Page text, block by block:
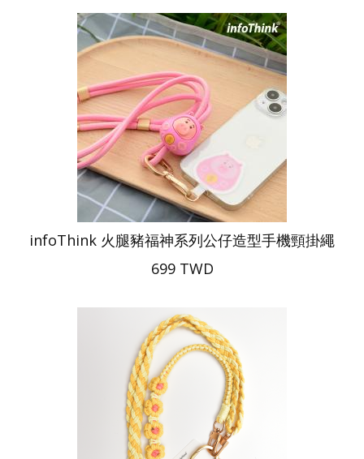
infoThink 火腿豬福神系列公仔造型手機頸掛繩
699 TWD